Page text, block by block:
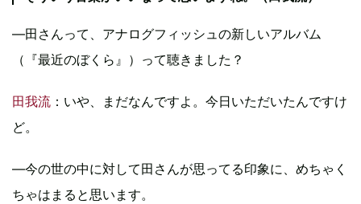
―田さんって、アナログフィッシュの新しいアルバム
（『最近のぼくら』）って聴きました？
田我流 ：いや、まだなんですよ。今日いただいたんですけ
ど。
―今の世の中に対して田さんが思ってる印象に、めちゃく
ちゃはまると思います。